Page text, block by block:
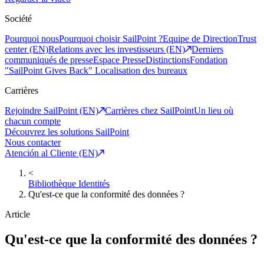
Société
Pourquoi nousPourquoi choisir SailPoint ?Equipe de DirectionTrust
center (EN)Relations avec les investisseurs (EN)
Derniers
communiqués de presseEspace PresseDistinctionsFondation
"SailPoint Gives Back" Localisation des bureaux
Carrières
Rejoindre SailPoint (EN)
Carrières chez SailPointUn lieu où
chacun compte
Découvrez les solutions SailPoint
Nous contacter
Atención al Cliente (EN)
<
Bibliothèque Identités
Qu'est-ce que la conformité des données ?
Article
Qu'est-ce que la conformité des données ?